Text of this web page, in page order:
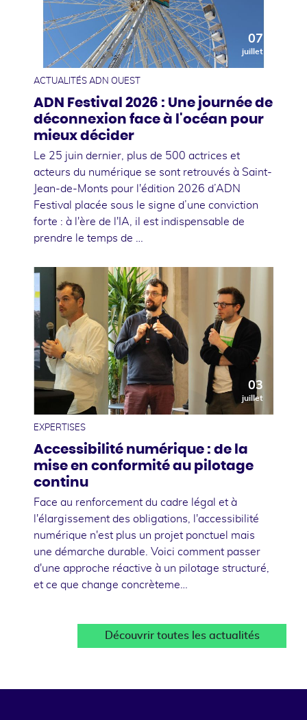
07
juillet
ACTUALITÉS ADN OUEST
ADN Festival 2026 : Une journée de
déconnexion face à l'océan pour
mieux décider
Le 25 juin dernier, plus de 500 actrices et
acteurs du numérique se sont retrouvés à Saint-
Jean-de-Monts pour l'édition 2026 d’ADN
Festival placée sous le signe d’une conviction
forte : à l'ère de l'IA, il est indispensable de
prendre le temps de …
03
juillet
EXPERTISES
Accessibilité numérique : de la
mise en conformité au pilotage
continu
Face au renforcement du cadre légal et à
l'élargissement des obligations, l'accessibilité
numérique n'est plus un projet ponctuel mais
une démarche durable. Voici comment passer
d'une approche réactive à un pilotage structuré,
et ce que change concrèteme…
Découvrir toutes les actualités